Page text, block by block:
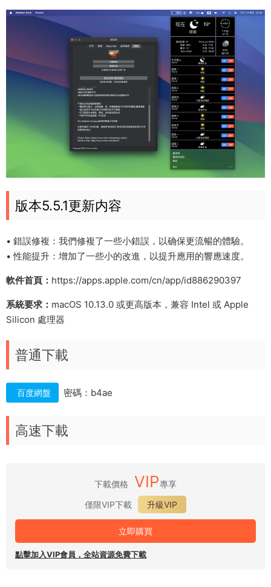
版本5.5.1更新内容
• 錯誤修複：我們修複了一些小錯誤，以确保更流暢的體驗。
• 性能提升：增加了一些小的改進，以提升應用的響應速度。
軟件首頁： https://apps.apple.com/cn/app/id886290397
系統要求： macOS 10.13.0 或更高版本，兼容 Intel 或 Apple
Silicon 處理器
普通下載
百度網盤 密碼：b4ae
高速下載
下載價格 VIP專享
僅限VIP下載
升級VIP
立即購買
點擊加入VIP會員，全站資源免費下載